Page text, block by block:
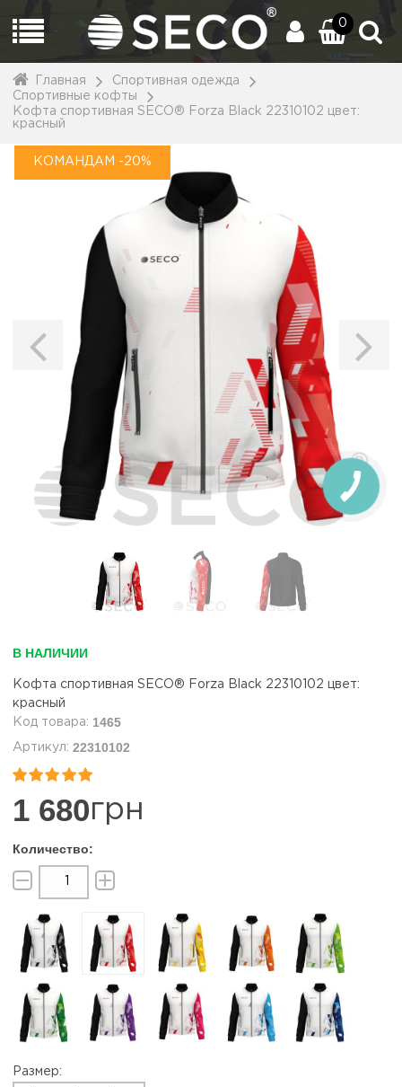
0
Главная
Спортивная одежда
Спортивные кофты
Кофта спортивная SECO® Forza Black 22310102 цвет:
красный
КОМАНДАМ -20%
В НАЛИЧИИ
Кофта спортивная SECO® Forza Black 22310102 цвет:
красный
1465
22310102


1 680грн
Размер: